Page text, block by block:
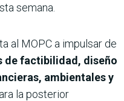
semana.
al MOPC a impulsar de
de factibilidad, diseño
ambientales y
la posterior